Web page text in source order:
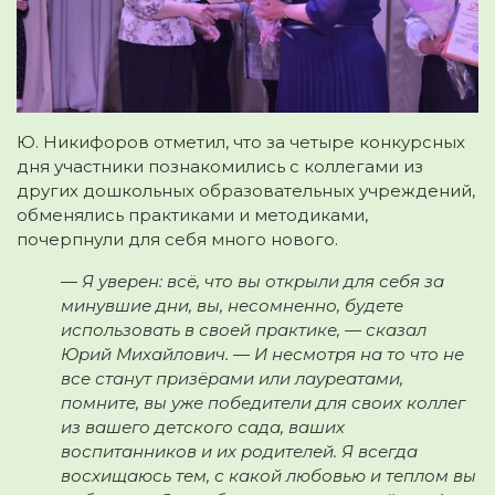
Ю. Никифоров отметил, что за четыре конкурсных
дня участники познакомились с коллегами из
других дошкольных образовательных учреждений,
обменялись практиками и методиками,
почерпнули для себя много нового.
— Я уверен: всё, что вы открыли для себя за
минувшие дни, вы, несомненно, будете
использовать в своей практике, — сказал
Юрий Михайлович. — И несмотря на то что не
все станут призёрами или лауреатами,
помните, вы уже победители для своих коллег
из вашего детского сада, ваших
воспитанников и их родителей. Я всегда
восхищаюсь тем, с какой любовью и теплом вы